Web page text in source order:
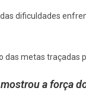
dificuldades
metas traçadas
mostrou a